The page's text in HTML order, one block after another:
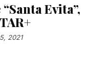
Evita”,
2021